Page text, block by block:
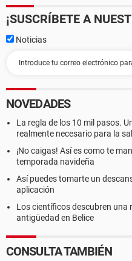
¡SUSCRÍBETE A
Noticias
NOVEDADES
La regla de los 10 mil pasos.
realmente necesario para la
¡No caigas! Así es como te
temporada navideña
Así puedes tomarte un
aplicación
Los científicos descubren una
antigüedad en Belice
CONSULTA TAMBIÉN